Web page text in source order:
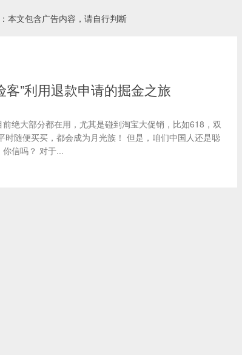
本文包含广告内容，请自行判断
客”利用退款申请的掘金之旅
绝大部分都在用，尤其是碰到淘宝大促销，比如618，双
随便买买，都会成为月光族！ 但是，咱们中国人还是聪
信吗？ 对于...